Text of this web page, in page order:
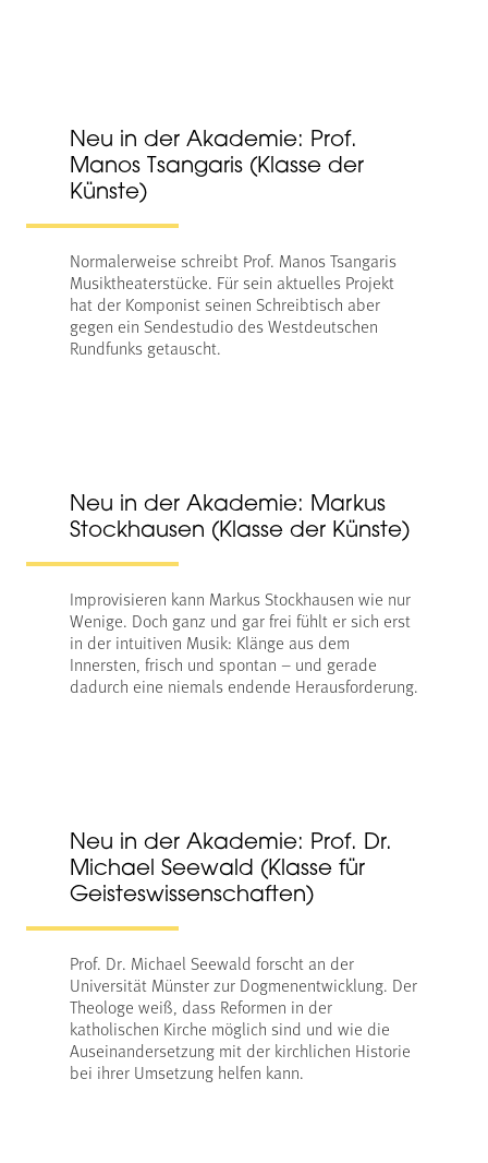
Neu in der Akademie: Prof.
Manos Tsangaris (Klasse der
Künste)
Normalerweise schreibt Prof. Manos Tsangaris
Musiktheaterstücke. Für sein aktuelles Projekt
hat der Komponist seinen Schreibtisch aber
gegen ein Sendestudio des Westdeutschen
Rundfunks getauscht.
Neu in der Akademie: Markus
Stockhausen (Klasse der Künste)
Improvisieren kann Markus Stockhausen wie nur
Wenige. Doch ganz und gar frei fühlt er sich erst
in der intuitiven Musik: Klänge aus dem
Innersten, frisch und spontan – und gerade
dadurch eine niemals endende Herausforderung.
Neu in der Akademie: Prof. Dr.
Michael Seewald (Klasse für
Geisteswissenschaften)
Prof. Dr. Michael Seewald forscht an der
Universität Münster zur Dogmenentwicklung. Der
Theologe weiß, dass Reformen in der
katholischen Kirche möglich sind und wie die
Auseinandersetzung mit der kirchlichen Historie
bei ihrer Umsetzung helfen kann.